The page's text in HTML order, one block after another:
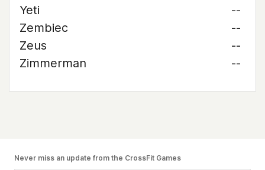
Yeti
--
Zembiec
--
Zeus
--
Zimmerman
--
Never miss an update from the CrossFit Games